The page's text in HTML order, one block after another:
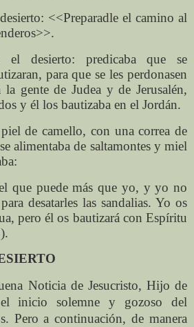
<<Preparadle el camino al
el desierto: predicaba que se
para que se les perdonasen
gente de Judea y de Jerusalén,
y él los bautizaba en el Jordán.
de camello, con una correa de
alimentaba de saltamontes y miel
que puede más que yo, y yo no
desatarles las sandalias. Yo os
pero él os bautizará con Espíritu
Noticia de Jesucristo, Hijo de
inicio solemne y gozoso del
Pero a continuación, de manera